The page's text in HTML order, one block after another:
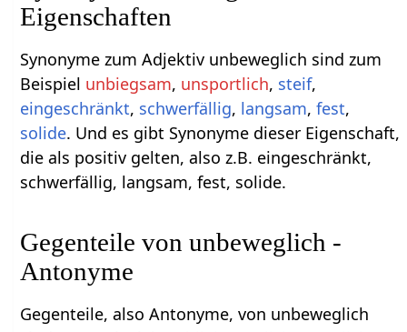
Eigenschaften
Synonyme zum Adjektiv unbeweglich sind zum
Beispiel unbiegsam, unsportlich, steif,
eingeschränkt, schwerfällig, langsam,fest,
solide. Und es gibt Synonyme dieser Eigenschaft,
die als positiv gelten, also z.B. eingeschränkt,
schwerfällig, langsam, fest, solide.
Gegenteile von unbeweglich -
Antonyme
Gegenteile, also Antonyme, von unbeweglich